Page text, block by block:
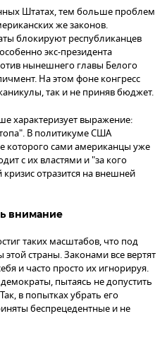
Штатах, тем больше проблем
же законов.
блокируют республиканцев
экс-президента
нынешнего главы Белого
На этом фоне конгресс
так и не приняв бюджет.
характеризует выражение:
В политикуме США
которого сами американцы уже
с их властями и "за кого
кризис отразится на внешней
внимание
таких масштабов, что под
страны. Законами все вертят
и часто просто их игнорируя.
пытаясь не допустить
в попытках убрать его
беспрецедентные и не